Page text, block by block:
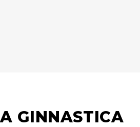
GINNASTICA